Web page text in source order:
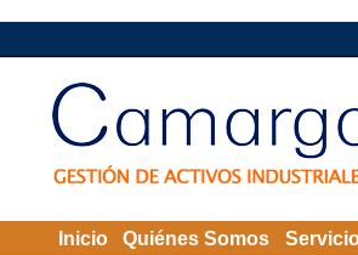
Inicio Quiénes Somos